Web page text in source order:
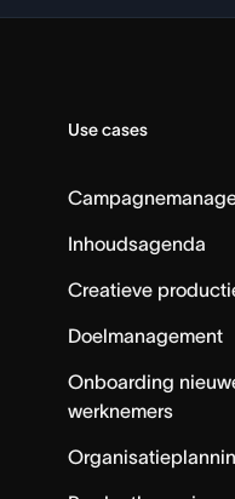
Use cases
Inhoudsagenda
Creatieve
Doelmanagement
Onboarding
werknemers